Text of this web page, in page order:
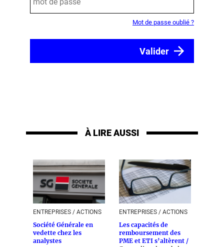
Mot de passe oublié ?
À LIRE AUSSI
ENTREPRISES / ACTIONS
Société Générale en
vedette chez les
analystes
ENTREPRISES / ACTIONS
Les capacités de
remboursement des
PME et ETI s’altèrent /